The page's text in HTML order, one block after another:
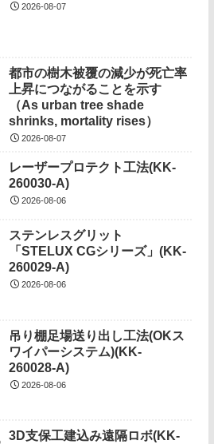
2026-08-07
都市の樹木被覆の減少が死亡率
上昇につながることを示す
（As urban tree shade
shrinks, mortality rises）
2026-08-07
レーザープロテクト⼯法(KK-
260030-A)
2026-08-06
ステンレスグリット
「STELUX CGシリーズ」(KK-
260029-A)
2026-08-06
吊り棚足場送り出し工法(OKス
ワイパーシステム)(KK-
260028-A)
2026-08-06
3D支保工建込み遠隔ロボ(KK-